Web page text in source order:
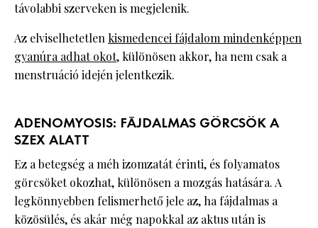
távolabbi szerveken is megjelenik.
Az elviselhetetlen kismedencei fájdalom mindenképpen
gyanúra adhat okot, különösen akkor, ha nem csak a
menstruáció idején jelentkezik.
ADENOMYOSIS: FÁJDALMAS GÖRCSÖK A
SZEX ALATT
Ez a betegség a méh izomzatát érinti, és folyamatos
görcsöket okozhat, különösen a mozgás hatására. A
legkönnyebben felismerhető jele az, ha fájdalmas a
közösülés, és akár még napokkal az aktus után is